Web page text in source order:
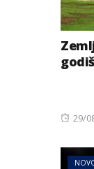
29/